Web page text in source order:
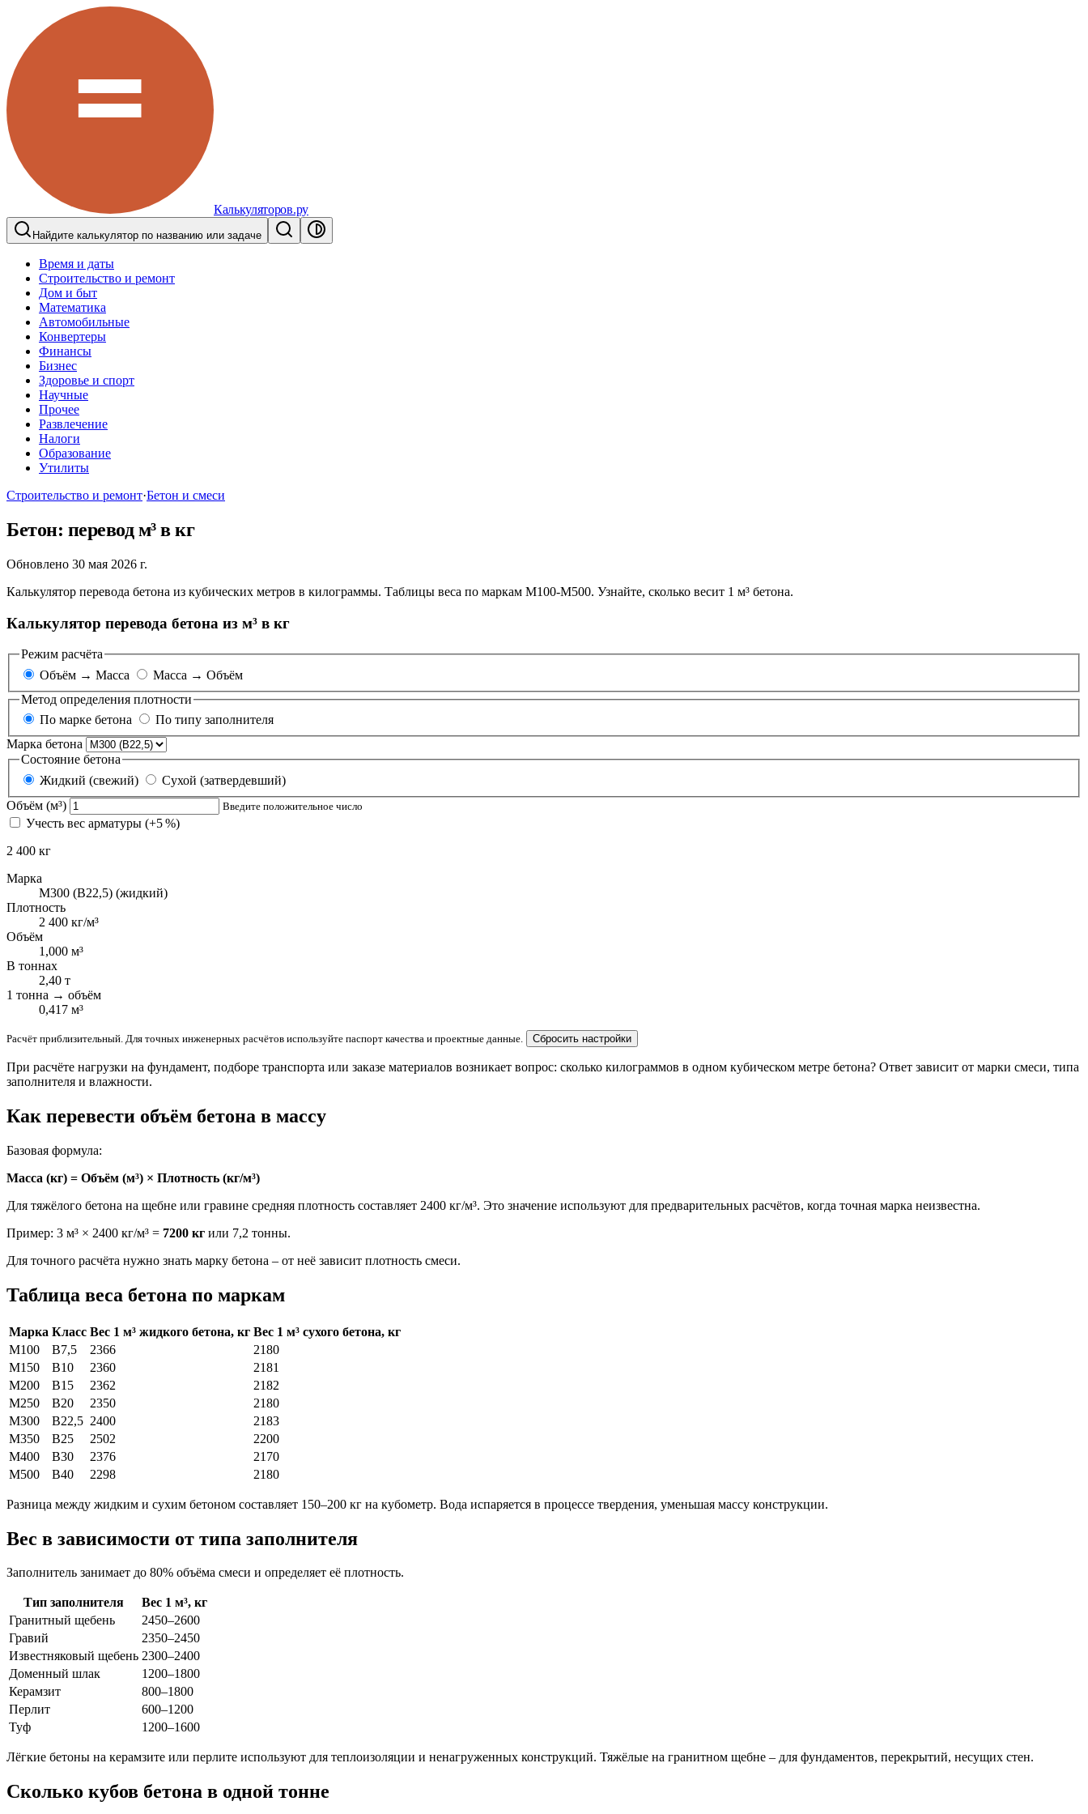
Калькуляторов.ру
Найдите калькулятор по названию или задаче
Время и даты
Строительство и ремонт
Дом и быт
Математика
Автомобильные
Конвертеры
Финансы
Бизнес
Здоровье и спорт
Научные
Прочее
Развлечение
Налоги
Образование
Утилиты
Строительство и ремонт·Бетон и смеси
Бетон: перевод м³ в кг
Обновлено 30 мая 2026 г.
Калькулятор перевода бетона из кубических метров в килограммы. Таблицы веса по маркам М100-М500. Узнайте, сколько весит 1 м³ бетона.
Калькулятор перевода бетона из м³ в кг
Режим расчёта
Объём → Масса
Масса → Объём
Метод определения плотности
По марке бетона
По типу заполнителя
Марка бетона
Состояние бетона
Жидкий (свежий)
Сухой (затвердевший)
Объём (м³)
Введите положительное число
Учесть вес арматуры (+5 %)
2 400 кг
Марка
М300 (В22,5) (жидкий)
Плотность
2 400 кг/м³
Объём
1,000 м³
В тоннах
2,40 т
1 тонна → объём
0,417 м³
Расчёт приблизительный. Для точных инженерных расчётов используйте паспорт качества и проектные данные. Сбросить настройки
При расчёте нагрузки на фундамент, подборе транспорта или заказе материалов возникает вопрос: сколько килограммов в одном кубическом метре бетона? Ответ зависит от марки смеси, типа
заполнителя и влажности.
Как перевести объём бетона в массу
Базовая формула:
Масса (кг) = Объём (м³) × Плотность (кг/м³)
Для тяжёлого бетона на щебне или гравине средняя плотность составляет 2400 кг/м³. Это значение используют для предварительных расчётов, когда точная марка неизвестна.
Пример: 3 м³ × 2400 кг/м³ = 7200 кг или 7,2 тонны.
Для точного расчёта нужно знать марку бетона – от неё зависит плотность смеси.
Таблица веса бетона по маркам
Марка Класс Вес 1 м³ жидкого бетона, кг Вес 1 м³ сухого бетона, кг
М100
В7,5 2366
2180
М150
В10 2360
2181
М200
В15 2362
2182
М250
В20 2350
2180
М300
В22,5 2400
2183
М350
В25 2502
2200
М400
В30 2376
2170
М500
В40 2298 2180
Разница между жидким и сухим бетоном составляет 150–200 кг на кубометр. Вода испаряется в процессе твердения, уменьшая массу конструкции.
Вес в зависимости от типа заполнителя
Заполнитель занимает до 80% объёма смеси и определяет её плотность.
Тип заполнителя
Вес 1 м³, кг
Гранитный щебень
2450–2600
Гравий
2350–2450
Известняковый щебень 2300–2400
Доменный шлак
1200–1800
Керамзит
800–1800
Перлит
600–1200
Туф
1200–1600
Лёгкие бетоны на керамзите или перлите используют для теплоизоляции и ненагруженных конструкций. Тяжёлые на гранитном щебне – для фундаментов, перекрытий, несущих стен.
Сколько кубов бетона в одной тонне